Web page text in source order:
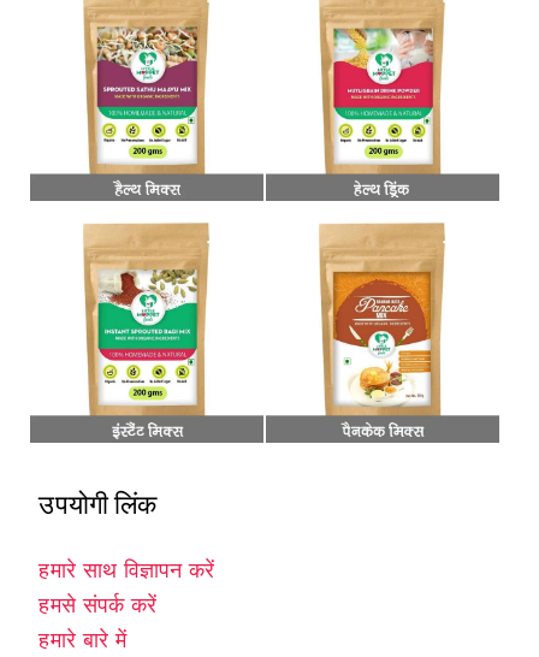
उपयोगी लिंक
हमारे साथ विज्ञापन करें
हमसे संपर्क करें
हमारे बारे में